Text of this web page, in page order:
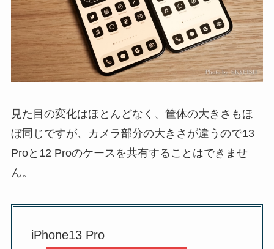
見た目の変化はほとんどなく、筐体の大きさもほ
ぼ同じですが、カメラ部分の大きさが違うので13
Proと12 Proのケースを共有することはできませ
ん。
iPhone13 Pro